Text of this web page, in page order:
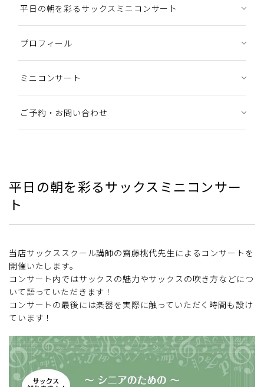
平日の朝を彩るサックスミニコンサート
プロフィール
ミニコンサート
ご予約・お問い合わせ
平日の朝を彩るサックスミニコンサー
ト
当店サックススクール講師の齋藤桃代先生によるコンサートを
開催いたします。
コンサート内ではサックスの魅力やサックスの吹き方などにつ
いて語っていただきます！
コンサートの最後には楽器を実際に触っていただく時間も設け
ています！